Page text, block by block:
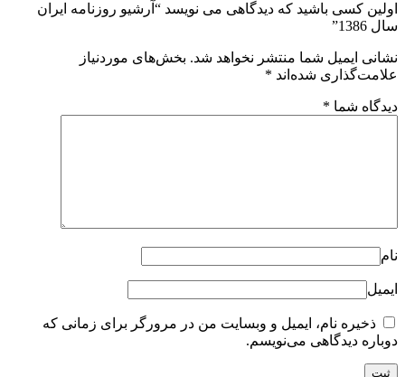
اولین کسی باشید که دیدگاهی می نویسد “آرشیو روزنامه ایران
سال 1386”
نشانی ایمیل شما منتشر نخواهد شد. بخش‌های موردنیاز
علامت‌گذاری شده‌اند *
دیدگاه شما *
نام
ایمیل
ذخیره نام، ایمیل و وبسایت من در مرورگر برای زمانی که
دوباره دیدگاهی می‌نویسم.